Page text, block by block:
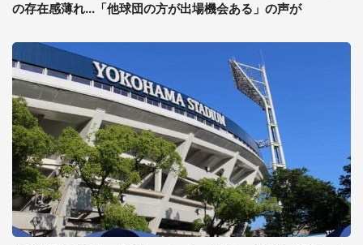
の存在感薄れ...「他球団の方が出場機会ある」の声が